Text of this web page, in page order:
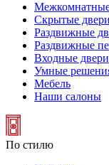
Скрытые двери
Раздвижные
Раздвижные
Входные двери
Умные
Мебель
Наши салоны
По стилю